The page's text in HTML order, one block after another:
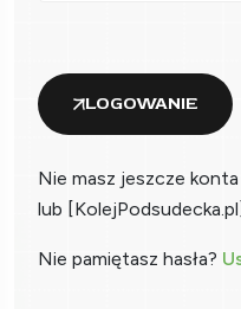
LOGOWANIE
Nie masz jeszcze
lub
Nie pamiętasz hasła?